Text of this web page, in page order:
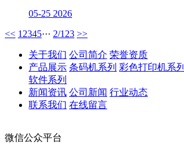
05-25 2026
<< 1 2345··· 2/123 >>
关于我们 公司简介 荣誉资质
产品展示 条码机系列 彩色打印机系列
软件系列
新闻资讯 公司新闻 行业动态
联系我们 在线留言
微信公众平台